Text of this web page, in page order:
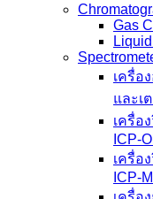
Gas
เครื่อ
และเ
เครื่อ
ICP-
เครื่อ
ICP-